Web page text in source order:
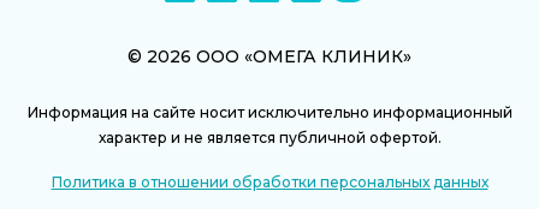
© 2026 ООО «ОМЕГА КЛИНИК»
Информация на сайте носит исключительно информационный
характер и не является публичной офертой.
Политика в отношении обработки персональных данных